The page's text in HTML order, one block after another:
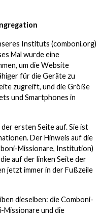
Instituts (comboni.org)
Mal wurde eine
um die Website
für die Geräte zu
zugreift, und die Größe
und Smartphones in
ersten Seite auf. Sie ist
Der Hinweis auf die
Missionare, Institution)
auf der linken Seite der
jetzt immer in der Fußzeile
dieselben: die Comboni-
Missionare und die